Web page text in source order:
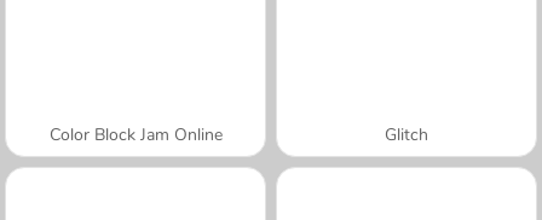
Color Block Jam Online Glitch